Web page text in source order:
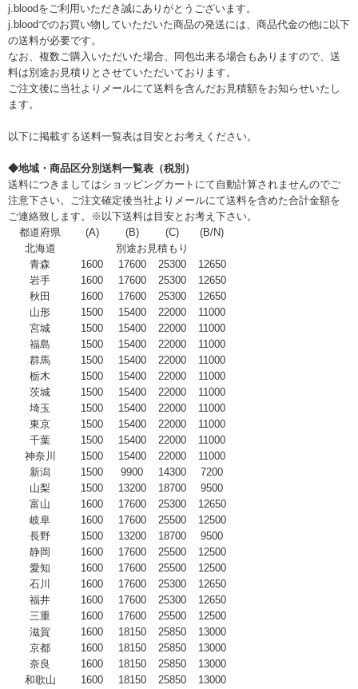
j.bloodをご利用いただき誠にありがとうございます。
j.bloodでのお買い物していただいた商品の発送には、商品代金の他に以下
の送料が必要です。
なお、複数ご購入いただいた場合、同包出来る場合もありますので、送
料は別途お見積りとさせていただいております。
ご注文後に当社よりメールにて送料を含んだお見積額をお知らせいたし
ます。
以下に掲載する送料一覧表は目安とお考えください。
◆地域・商品区分別送料一覧表（税別）
送料につきましてはショッピングカートにて自動計算されませんのでご
注意下さい。ご注文確定後当社よりメールにて送料を含めた合計金額を
ご連絡致します。※以下送料は目安とお考え下さい。
都道府県
(A) (B) (C)
(B/N)
北海道
別途お見積もり
青森
1600 17600 25300
12650
岩手
1600 17600 25300
12650
秋田
1600 17600 25300
12650
山形
1500 15400 22000
11000
宮城
1500 15400 22000
11000
福島
1500 15400 22000
11000
群馬
1500 15400 22000
11000
栃木
1500 15400 22000
11000
茨城
1500 15400 22000
11000
埼玉
1500 15400 22000
11000
東京
1500 15400 22000
11000
千葉
1500 15400 22000
11000
神奈川
1500 15400 22000
11000
新潟
1500 9900 14300
7200
山梨
1500 13200 18700
9500
富山
1600 17600 25300
12650
岐阜
1600 17600 25500
12500
長野
1500 13200 18700
9500
静岡
1600 17600 25500
12500
愛知
1600 17600 25500
12500
石川
1600 17600 25300
12650
福井
1600 17600 25300
12650
三重
1600 17600 25500
12500
滋賀
1600 18150 25850
13000
京都
1600 18150 25850
13000
奈良
1600 18150 25850
13000
和歌山
1600 18150 25850
13000